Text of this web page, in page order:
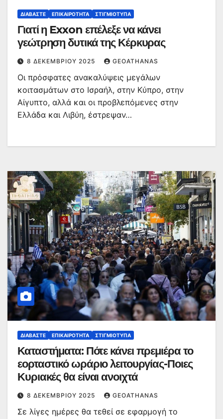
ΔΙΑΒΆΣΤΕ ΕΠΙΚΑΙΡΌΤΗΤΑ ΣΤΙΓΜΙΌΤΥΠΑ
Γιατί η Exxon επέλεξε να κάνει
γεώτρηση δυτικά της Κέρκυρας
8 ΔΕΚΕΜΒΡΊΟΥ 2025 GEOATHANAS
Οι πρόσφατες ανακαλύψεις μεγάλων
κοιτασμάτων στο Ισραήλ, στην Κύπρο, στην
Αίγυπτο, αλλά και οι προβλεπόμενες στην
Ελλάδα και Λιβύη, έστρεψαν…
ΔΙΑΒΆΣΤΕ ΕΠΙΚΑΙΡΌΤΗΤΑ ΣΤΙΓΜΙΌΤΥΠΑ
Καταστήματα: Πότε κάνει πρεμιέρα το
εορταστικό ωράριο λειτουργίας-Ποιες
Κυριακές θα είναι ανοιχτά
8 ΔΕΚΕΜΒΡΊΟΥ 2025 GEOATHANAS
Σε λίγες ημέρες θα τεθεί σε εφαρμογή το